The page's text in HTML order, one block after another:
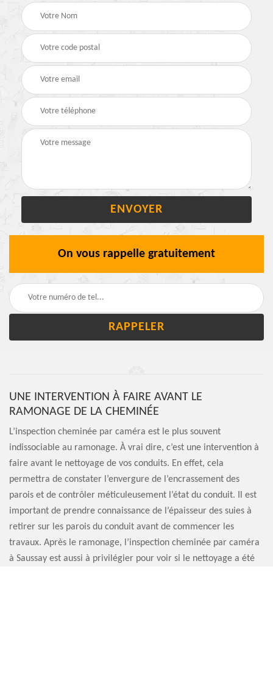
On vous rappelle gratuitement
UNE INTERVENTION À FAIRE AVANT LE
RAMONAGE DE LA CHEMINÉE
L’inspection cheminée par caméra est le plus souvent
indissociable au ramonage. À vrai dire, c’est une intervention à
faire avant le nettoyage de vos conduits. En effet, cela
permettra de constater l’envergure de l’encrassement des
parois et de contrôler méticuleusement l’état du conduit. Il est
important de prendre connaissance de l’épaisseur des suies à
retirer sur les parois du conduit avant de commencer les
travaux. Après le ramonage, l’inspection cheminée par caméra
à Saussay est aussi à privilégier pour voir si le nettoyage a été